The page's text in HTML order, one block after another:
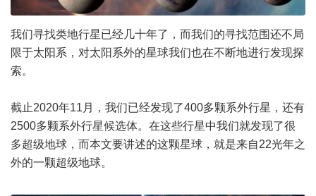
我们寻找类地行星已经几十年了，而我们的寻找范围还不局
限于太阳系，对太阳系外的星球我们也在不断地进行发现探
索。
截止2020年11月，我们已经发现了400多颗系外行星，还有
2500多颗系外行星候选体。在这些行星中我们就发现了很
多超级地球，而本文要讲述的这颗星球，就是来自22光年之
外的一颗超级地球。